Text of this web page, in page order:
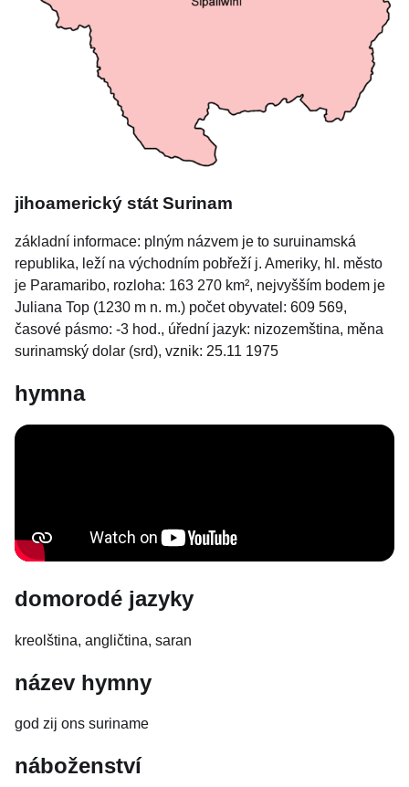
jihoamerický stát Surinam
základní informace: plným názvem je to suruinamská
republika, leží na východním pobřeží j. Ameriky, hl. město
je Paramaribo, rozloha: 163 270 km², nejvyšším bodem je
Juliana Top (1230 m n. m.) počet obyvatel: 609 569,
časové pásmo: -3 hod., úřední jazyk: nizozemština, měna
surinamský dolar (srd), vznik: 25.11 1975
hymna
domorodé jazyky
kreolština, angličtina, saran
název hymny
god zij ons suriname
náboženství